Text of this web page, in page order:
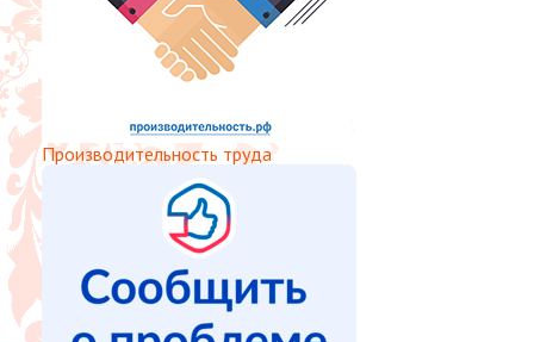
Производительность труда